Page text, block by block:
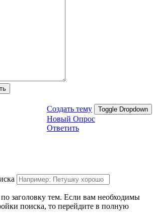
Создать тему Toggle Dropdown
Новый Опрос
Ответить
заголовку тем. Если вам необходимы
поиска, то перейдите в полную